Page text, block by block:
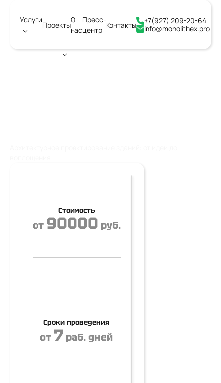
Услуги
Проекты
О
нас
Пресс-
центр
Контакты
+7(927) 209-20-64
info@monolithex.pro
Стоимость
от 90000 руб.
Сроки проведения
от 7 раб. дней